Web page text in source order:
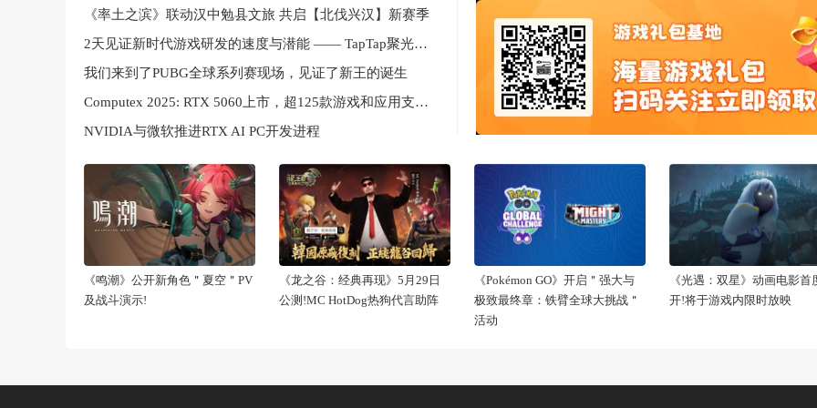
《率土之滨》联动汉中勉县文旅 共启【北伐兴汉】新赛季
2天见证新时代游戏研发的速度与潜能 —— TapTap聚光灯48小时GameJam开启报名
我们来到了PUBG全球系列赛现场，见证了新王的诞生
Computex 2025: RTX 5060上市，超125款游戏和应用支持DLSS 4
NVIDIA与微软推进RTX AI PC开发进程
《鸣潮》公开新角色＂夏空＂PV
及战斗演示!
《龙之谷：经典再现》5月29日
公测!MC HotDog热狗代言助阵
《Pokémon GO》开启＂强大与
极致最终章：铁臂全球大挑战＂
活动
《光遇：双星》动画电影首
开!将于游戏内限时放映